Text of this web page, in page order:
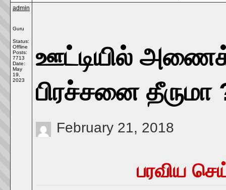
admin
Guru
Status:
Offline
Posts:
7713
Date:
May
19,
2023
ஊட்டியில் அணைக்
பிரச்சனை தீருமா
February 21, 2018
பரவிய